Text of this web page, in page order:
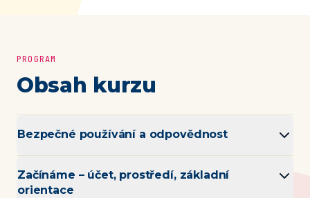
PROGRAM
Obsah kurzu
Bezpečné používání a odpovědnost
Začínáme – účet, prostředí, základní
orientace